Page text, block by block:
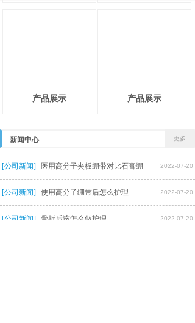
产品展示 产品展示
新闻中心 更多
[公司新闻] 医用高分子夹板绷带对比石膏绷 2022-07-20
[公司新闻] 使用高分子绷带后怎么护理 2022-07-20
[公司新闻] 骨折后该怎么做护理 2022-07-20